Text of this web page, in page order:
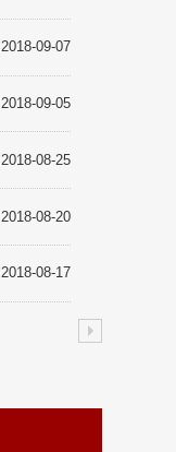
2018-09-07
2018-09-05
2018-08-25
2018-08-20
2018-08-17